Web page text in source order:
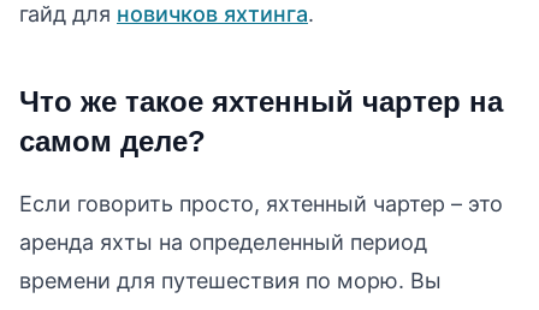
гайд для новичков яхтинга.
Что же такое яхтенный чартер на
самом деле?
Если говорить просто, яхтенный чартер – это
аренда яхты на определенный период
времени для путешествия по морю. Вы